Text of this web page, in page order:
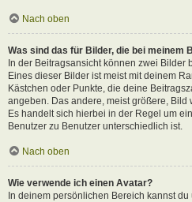
Nach oben
Was sind das für Bilder, die bei meinem
In der Beitragsansicht können zwei Bilder
Eines dieser Bilder ist meist mit deinem
Kästchen oder Punkte, die deine
angeben. Das andere, meist größere, Bild
Es handelt sich hierbei in der Regel um
Benutzer zu Benutzer unterschiedlich ist.
Nach oben
Wie verwende ich einen Avatar?
In deinem persönlichen Bereich kannst du